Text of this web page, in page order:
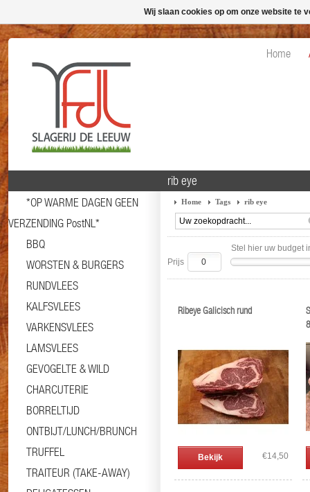
Home
*OP WARME DAGEN GEEN
VERZENDING PostNL*
BBQ
WORSTEN & BURGERS
RUNDVLEES
KALFSVLEES
VARKENSVLEES
LAMSVLEES
GEVOGELTE & WILD
CHARCUTERIE
BORRELTIJD
ONTBIJT/LUNCH/BRUNCH
TRUFFEL
TRAITEUR (TAKE-AWAY)
rib eye
Home Tags rib eye
Stel hier uw budget
Prijs
Ribeye Galicisch rund
Bekijk €14,50
Wij slaan cookies op om onze website te